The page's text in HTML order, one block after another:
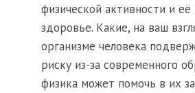
физической активности и её
здоровье. Какие, на ваш
организме человека
риску из-за современного
физика может помочь в их